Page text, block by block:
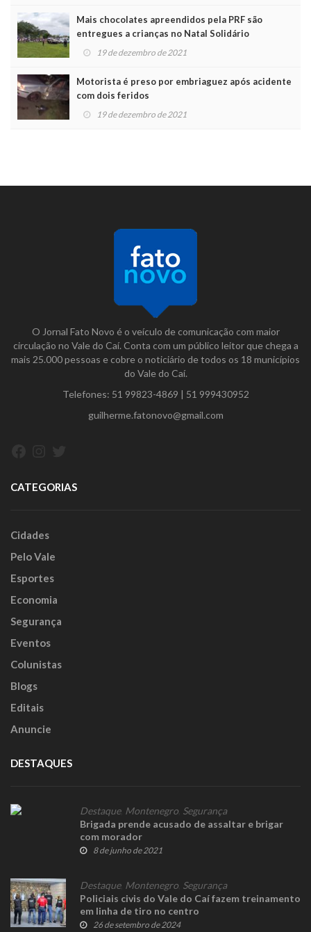
Mais chocolates apreendidos pela PRF são
entregues a crianças no Natal Solidário
19 de dezembro de 2021
Motorista é preso por embriaguez após acidente
com dois feridos
19 de dezembro de 2021
O Jornal Fato Novo é o veículo de comunicação com maior
circulação no Vale do Caí. Conta com um público leitor que chega a
mais 25.000 pessoas e cobre o noticiário de todos os 18 municípios
do Vale do Caí.
Telefones: 51 99823-4869 | 51 999430952
guilherme.fatonovo@gmail.com
CATEGORIAS
Cidades
Pelo Vale
Esportes
Economia
Segurança
Eventos
Colunistas
Blogs
Editais
Anuncie
DESTAQUES
Destaque, Montenegro Segurança
Brigada prende acusado de assaltar e brigar
com morador
8 de junho de 2021
Destaque, Montenegro Segurança
Policiais civis do Vale do Caí fazem treinamento
em linha de tiro no centro
26 de setembro de 2024